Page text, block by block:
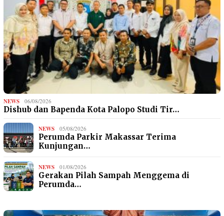
NEWS 06/08/2026
Dishub dan Bapenda Kota Palopo Studi Tir…
NEWS 05/08/2026
Perumda Parkir Makassar Terima
Kunjungan…
NEWS 01/08/2026
Gerakan Pilah Sampah Menggema di
Perumda…